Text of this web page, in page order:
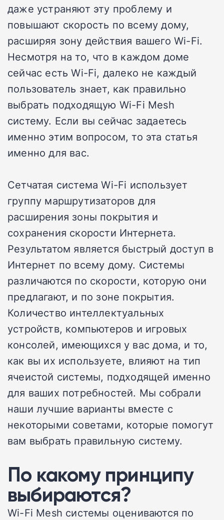
даже устраняют эту проблему и
повышают скорость по всему дому,
расширяя зону действия вашего Wi-Fi.
Несмотря на то, что в каждом доме
сейчас есть Wi-Fi, далеко не каждый
пользователь знает, как правильно
выбрать подходящую Wi-Fi Mesh
систему. Если вы сейчас задаетесь
именно этим вопросом, то эта статья
именно для вас.
Сетчатая система Wi-Fi использует
группу маршрутизаторов для
расширения зоны покрытия и
сохранения скорости Интернета.
Результатом является быстрый доступ в
Интернет по всему дому. Системы
различаются по скорости, которую они
предлагают, и по зоне покрытия.
Количество интеллектуальных
устройств, компьютеров и игровых
консолей, имеющихся у вас дома, и то,
как вы их используете, влияют на тип
ячеистой системы, подходящей именно
для ваших потребностей. Мы собрали
наши лучшие варианты вместе с
некоторыми советами, которые помогут
вам выбрать правильную систему.
По какому принципу
выбираются?
Wi-Fi Mesh системы оцениваются по